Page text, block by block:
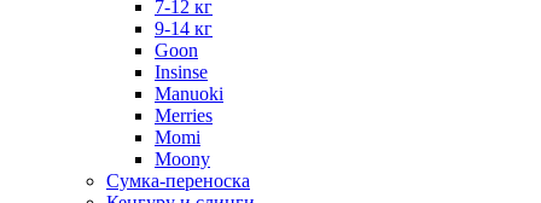
7-12 кг
9-14 кг
Goon
Insinse
Manuoki
Merries
Momi
Moony
Сумка-переноска